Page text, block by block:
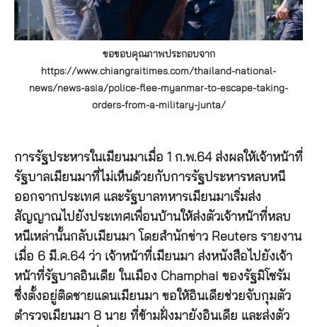
ขอขอบคุณภาพประกอบจาก
https://www.chiangraitimes.com/thailand-national-
news/news-asia/police-flee-myanmar-to-escape-taking-
orders-from-a-military-junta/
การรัฐประหารในเมียนมาเมื่อ 1 ก.พ.64 ส่งผลให้เจ้าหน้าที่
รัฐบาลเมียนมาที่ไม่เห็นด้วยกับการรัฐประหารหลบหนี
ออกจากประเทศ และรัฐบาลทหารเมียนมาเริ่มส่ง
สัญญาณไปยังประเทศเพื่อนบ้านให้ส่งตัวเจ้าหน้าที่หลบ
หนีเหล่านั้นกลับเมียนมา โดยสำนักข่าว Reuters รายงาน
เมื่อ 6 มี.ค.64 ว่า เจ้าหน้าที่เมียนมา ส่งหนังสือไปยังเจ้า
หน้าที่รัฐบาลอินเดีย ในเมือง Champhai ของรัฐมิโซรัม
ซึ่งตั้งอยู่ติดชายแดนเมียนมา ขอให้อินเดียช่วยจับกุมตัว
ตำรวจเมียนมา 8 นาย ที่ข้ามฝั่งมายังอินเดีย และส่งตัว